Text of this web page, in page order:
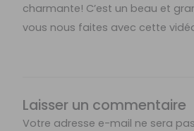
charmante! C’est un beau et
vous nous faites avec cette
Laisser un commentaire
Votre adresse e-mail ne sera